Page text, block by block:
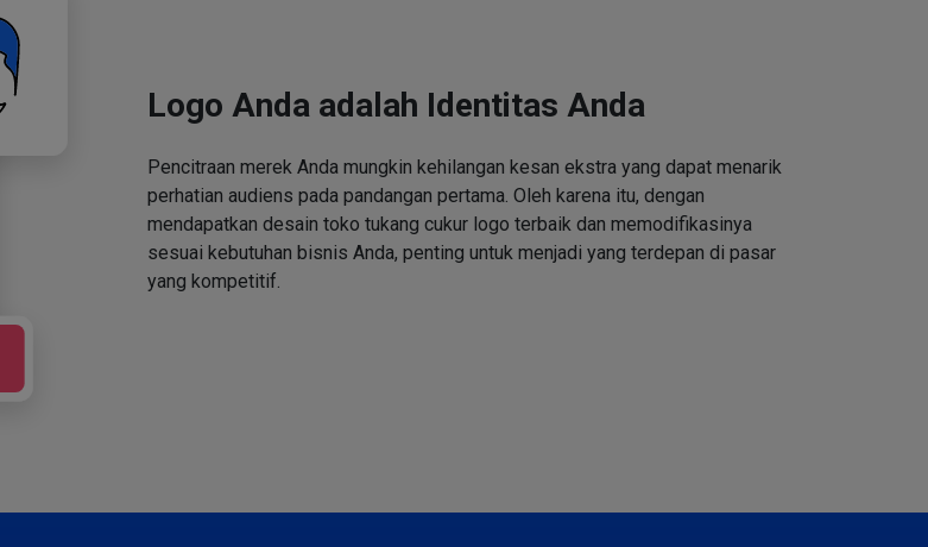
Logo Anda adalah Identitas Anda
Pencitraan merek Anda mungkin kehilangan kesan ekstra yang dapat menarik
perhatian audiens pada pandangan pertama. Oleh karena itu, dengan
mendapatkan desain toko tukang cukur logo terbaik dan memodifikasinya
sesuai kebutuhan bisnis Anda, penting untuk menjadi yang terdepan di pasar
yang kompetitif.